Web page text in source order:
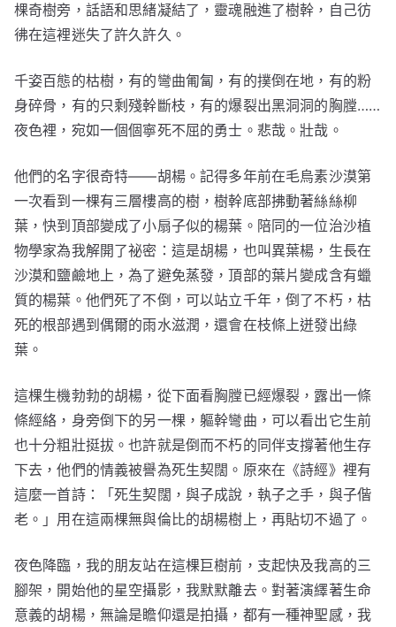
棵奇樹旁，話語和思緒凝結了，靈魂融進了樹幹，自己彷
彿在這裡迷失了許久許久。
千姿百態的枯樹，有的彎曲匍匐，有的撲倒在地，有的粉
身碎骨，有的只剩殘幹斷枝，有的爆裂出黑洞洞的胸膛……
夜色裡，宛如一個個寧死不屈的勇士。悲哉。壯哉。
他們的名字很奇特——胡楊。記得多年前在毛烏素沙漠第
一次看到一棵有三層樓高的樹，樹幹底部拂動著絲絲柳
葉，快到頂部變成了小扇子似的楊葉。陪同的一位治沙植
物學家為我解開了祕密：這是胡楊，也叫異葉楊，生長在
沙漠和鹽鹼地上，為了避免蒸發，頂部的葉片變成含有蠟
質的楊葉。他們死了不倒，可以站立千年，倒了不朽，枯
死的根部遇到偶爾的雨水滋潤，還會在枝條上迸發出綠
葉。
這棵生機勃勃的胡楊，從下面看胸膛已經爆裂，露出一條
條經絡，身旁倒下的另一棵，軀幹彎曲，可以看出它生前
也十分粗壯挺拔。也許就是倒而不朽的同伴支撐著他生存
下去，他們的情義被譽為死生契闊。原來在《詩經》裡有
這麼一首詩：「死生契闊，與子成說，執子之手，與子偕
老。」用在這兩棵無與倫比的胡楊樹上，再貼切不過了。
夜色降臨，我的朋友站在這棵巨樹前，支起快及我高的三
腳架，開始他的星空攝影，我默默離去。對著演繹著生命
意義的胡楊，無論是瞻仰還是拍攝，都有一種神聖感，我